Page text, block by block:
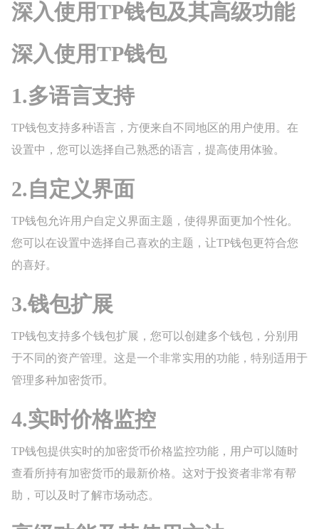
深入使用TP钱包及其高级功能
深入使用TP钱包
1.多语言支持
TP钱包支持多种语言，方便来自不同地区的用户使用。在
设置中，您可以选择自己熟悉的语言，提高使用体验。
2.自定义界面
TP钱包允许用户自定义界面主题，使得界面更加个性化。
您可以在设置中选择自己喜欢的主题，让TP钱包更符合您
的喜好。
3.钱包扩展
TP钱包支持多个钱包扩展，您可以创建多个钱包，分别用
于不同的资产管理。这是一个非常实用的功能，特别适用于
管理多种加密货币。
4.实时价格监控
TP钱包提供实时的加密货币价格监控功能，用户可以随时
查看所持有加密货币的最新价格。这对于投资者非常有帮
助，可以及时了解市场动态。